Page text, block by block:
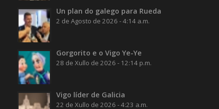
Un plan do galego para Rueda
2 de Agosto de 2026 - 4:14 a.m.
Gorgorito e o Vigo Ye-Ye
28 de Xullo de 2026 - 12:14 p.m.
Vigo líder de Galicia
22 de Xullo de 2026 - 4:23 a.m.